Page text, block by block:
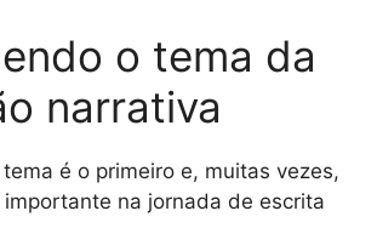
o tema da
narrativa
é o primeiro e, muitas vezes,
importante na jornada de escrita